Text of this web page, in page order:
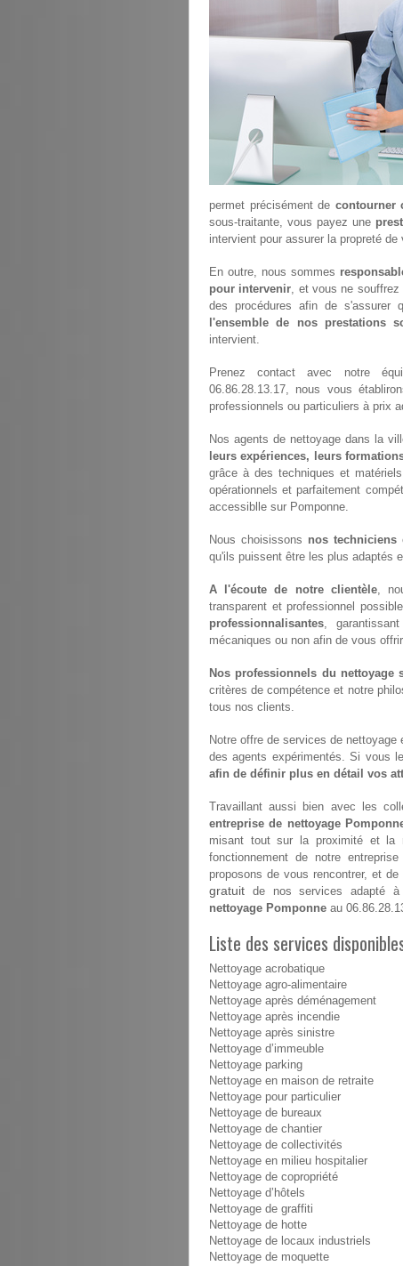
permet précisément de contourner
sous-traitante, vous payez une
intervient pour assurer la propreté de
En outre, nous sommes
pour intervenir, et vous ne souffrez
des procédures afin de s'assurer
l'ensemble de nos prestations
intervient.
Prenez contact avec notre
06.86.28.13.17, nous vous
professionnels ou particuliers à prix
Nos agents de nettoyage dans la
leurs expériences, leurs
grâce à des techniques et
opérationnels et parfaitement
accessiblle sur Pomponne.
Nous choisissons nos techniciens
qu'ils puissent être les plus adaptés
A l'écoute de notre clientèle,
transparent et professionnel
professionnalisantes,
mécaniques ou non afin de vous
Nos professionnels du nettoyage
critères de compétence et notre
tous nos clients.
Notre offre de services de
des agents expérimentés. Si vous
afin de définir plus en détail vos
Travaillant aussi bien avec les
entreprise de nettoyage
misant tout sur la proximité et la
fonctionnement de notre
proposons de vous rencontrer, et
gratuit de nos services adapté
nettoyage Pomponne au
Liste des services
Nettoyage acrobatique
Nettoyage agro-alimentaire
Nettoyage après déménagement
Nettoyage après incendie
Nettoyage après sinistre
Nettoyage d’immeuble
Nettoyage parking
Nettoyage en maison de retraite
Nettoyage pour particulier
Nettoyage de bureaux
Nettoyage de chantier
Nettoyage de collectivités
Nettoyage en milieu hospitalier
Nettoyage de copropriété
Nettoyage d’hôtels
Nettoyage de graffiti
Nettoyage de hotte
Nettoyage de locaux industriels
Nettoyage de moquette